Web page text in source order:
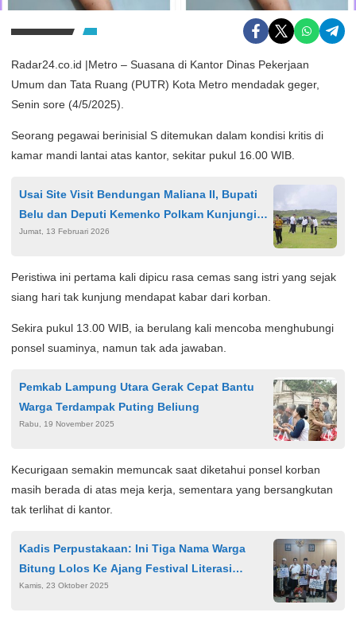
Radar24.co.id |Metro – Suasana di Kantor Dinas Pekerjaan
Umum dan Tata Ruang (PUTR) Kota Metro mendadak geger,
Senin sore (4/5/2025).
Seorang pegawai berinisial S ditemukan dalam kondisi kritis di
kamar mandi lantai atas kantor, sekitar pukul 16.00 WIB.
Usai Site Visit Bendungan Maliana II, Bupati
Belu dan Deputi Kemenko Polkam Kunjungi
Fulan Fehan
Jumat, 13 Februari 2026
Peristiwa ini pertama kali dipicu rasa cemas sang istri yang sejak
siang hari tak kunjung mendapat kabar dari korban.
Sekira pukul 13.00 WIB, ia berulang kali mencoba menghubungi
ponsel suaminya, namun tak ada jawaban.
Pemkab Lampung Utara Gerak Cepat Bantu
Warga Terdampak Puting Beliung
Rabu, 19 November 2025
Kecurigaan semakin memuncak saat diketahui ponsel korban
masih berada di atas meja kerja, sementara yang bersangkutan
tak terlihat di kantor.
Kadis Perpustakaan: Ini Tiga Nama Warga
Bitung Lolos Ke Ajang Festival Literasi
Nasional 2025
Kamis, 23 Oktober 2025